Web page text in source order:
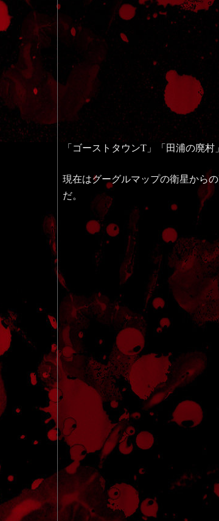
「ゴーストタウンT」「田浦の廃
現在はグーグルマップの衛星から
だ。